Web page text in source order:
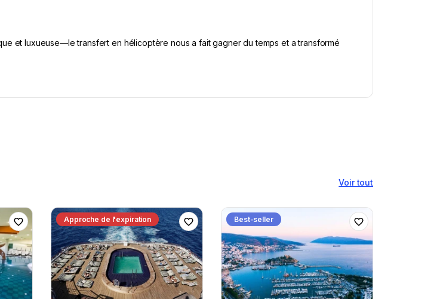
et luxueuse—le transfert en hélicoptère nous a fait gagner du temps et a transformé
Voir tout
Approche de l'expiration Best-seller